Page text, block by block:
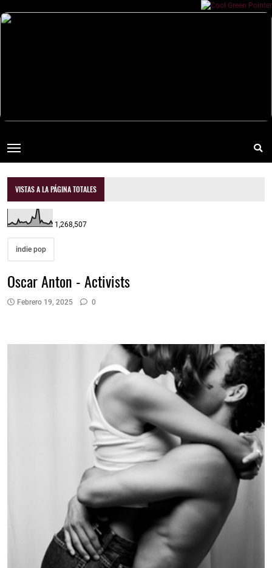
VISTAS A LA PÁGINA TOTALES
1,268,507
indie pop
Oscar Anton - Activists
Febrero 19, 2025 0